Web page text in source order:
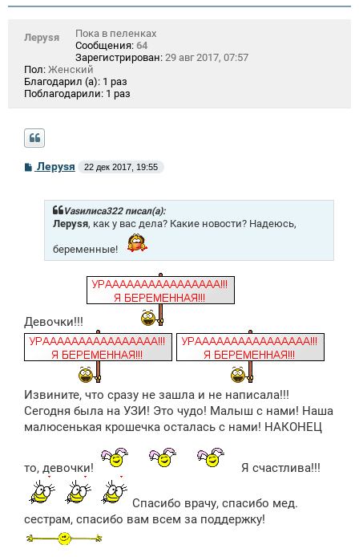
Лeрysя
Пока в пеленках
Сообщения: 64
Зарегистрирован: 29 авг 2017, 07:57
Пол: Женский
Благодарил (а): 1 раз
Поблагодарили: 1 раз
С
Лeрysя 22 дек 2017, 19:55
Vasилиса322 писал(а):
Лeрysя, как у вас дела? Какие новости? Надеюсь,
беременные!
Девочки!!!
Извините, что сразу не зашла и не написала!!!
Сегодня была на УЗИ! Это чудо! Малыш с нами! Наша
малюсенькая крошечка осталась с нами! НАКОНЕЦ
то, девочки! Я счастлива!!!
Спасибо врачу, спасибо мед.
сестрам, спасибо вам всем за поддержку!